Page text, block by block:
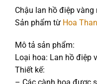
Chậu lan hồ điệp
Sản phẩm từ Hoa
Mô tả sản phẩm:
Loại hoa: Lan hồ điệp
Thiết kế: